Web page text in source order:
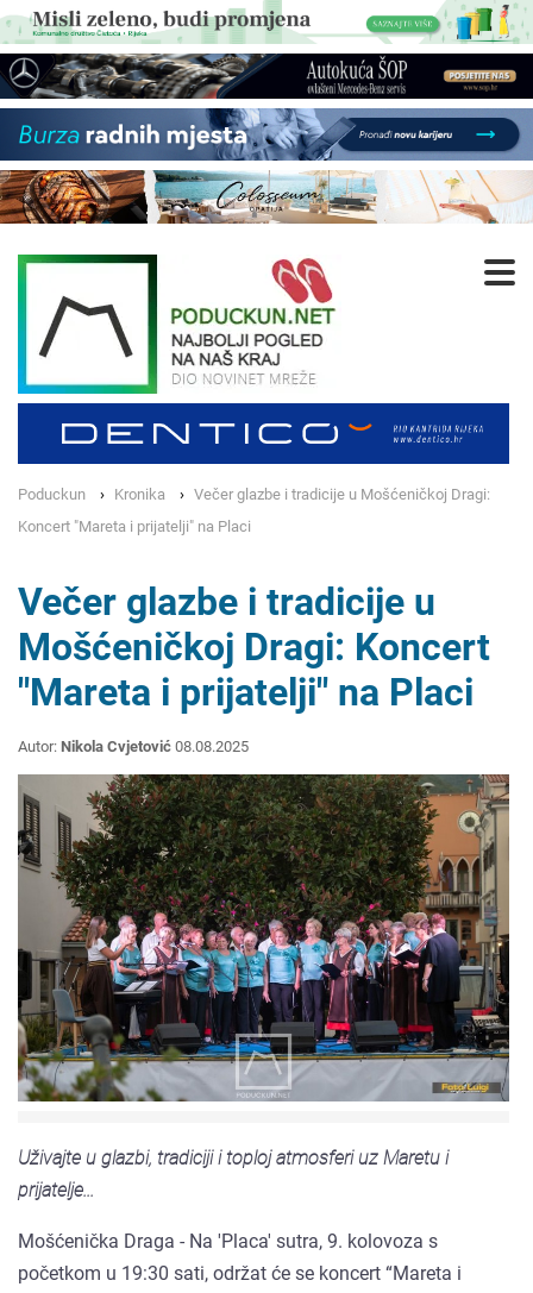
Poduckun Kronika
Večer glazbe i tradicije u Mošćeničkoj Dragi:
Koncert "Mareta i prijatelji" na Placi
Večer glazbe i tradicije u
Mošćeničkoj Dragi: Koncert
"Mareta i prijatelji" na Placi
Autor: Nikola Cvjetović 08.08.2025
Uživajte u glazbi, tradiciji i toploj atmosferi uz Maretu i
prijatelje...
Mošćenička Draga - Na 'Placa' sutra, 9. kolovoza s
početkom u 19:30 sati, održat će se koncert “Mareta i